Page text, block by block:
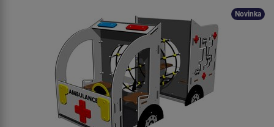
Novinka